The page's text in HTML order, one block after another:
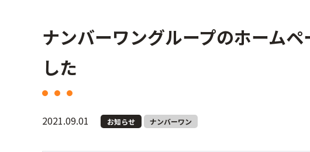
ナンバーワングループのホーム
した
2021.09.01 お知らせ ナンバーワン